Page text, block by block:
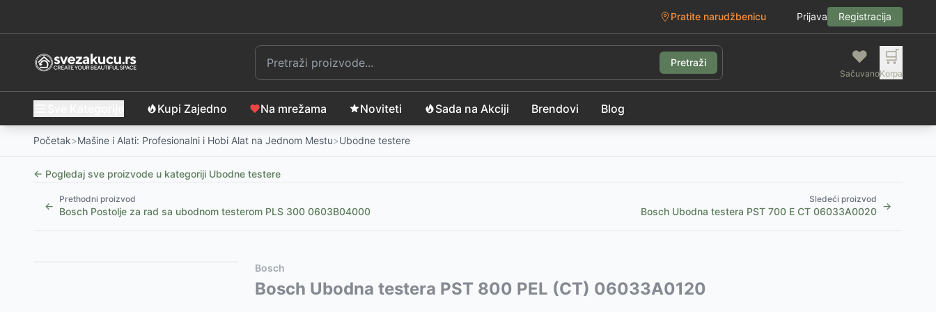
Pratite narudžbenicu Prijava Registracija
Pretraži ❤️
Sačuvano
🛒
Korpa
Kupi Zajedno Na mrežama Noviteti Sada na Akciji Brendovi Blog
Početak>Mašine i Alati: Profesionalni i Hobi Alat na Jednom Mestu>Ubodne testere
← Pogledaj sve proizvode u kategoriji Ubodne testere
←
Prethodni proizvod
Bosch Postolje za rad sa ubodnom testerom PLS 300 0603B04000
Sledeći proizvod
Bosch Ubodna testera PST 700 E CT 06033A0020 →
Povratna Recipro testera Lisičji Rep VIllager VLN 2610-5199RSD
Ovaj proizvod nije dostupan, pogledajte slične proizvode:
Bosch
Bosch Ubodna testera PST 800 PEL (CT) 06033A0120